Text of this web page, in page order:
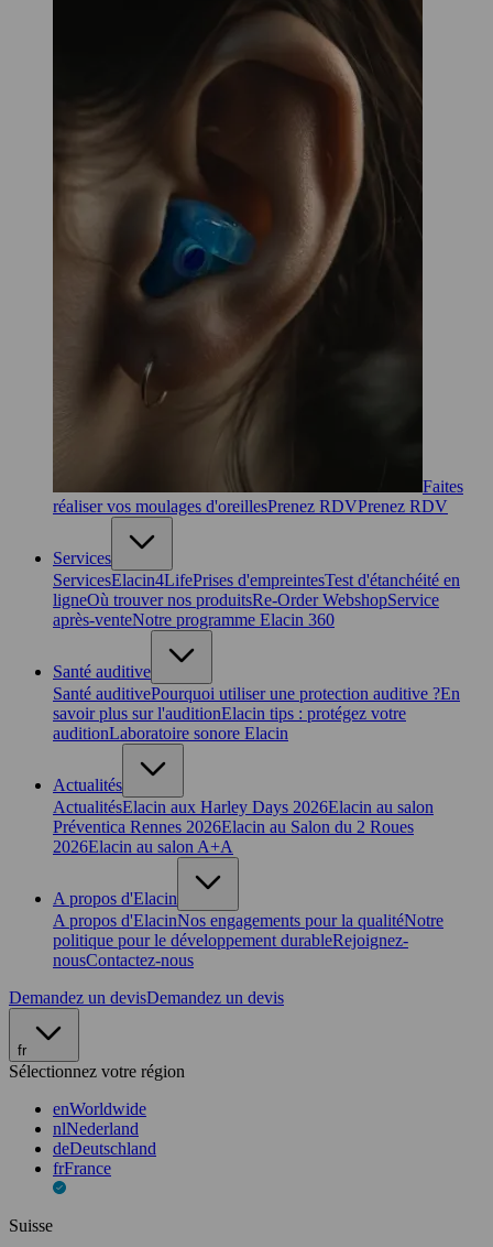
Faites
réaliser vos moulages d'oreillesPrenez RDVPrenez RDV
Services
ServicesElacin4LifePrises d'empreintesTest d'étanchéité en
ligneOù trouver nos produitsRe-Order WebshopService
après-venteNotre programme Elacin 360
Santé auditive
Santé auditivePourquoi utiliser une protection auditive ?En
savoir plus sur l'auditionElacin tips : protégez votre
auditionLaboratoire sonore Elacin
Actualités
ActualitésElacin aux Harley Days 2026Elacin au salon
Préventica Rennes 2026Elacin au Salon du 2 Roues
2026Elacin au salon A+A
A propos d'Elacin
A propos d'ElacinNos engagements pour la qualitéNotre
politique pour le développement durableRejoignez-
nousContactez-nous
Demandez un devisDemandez un devis
fr
Sélectionnez votre région
enWorldwide
nlNederland
deDeutschland
frFrance
Suisse